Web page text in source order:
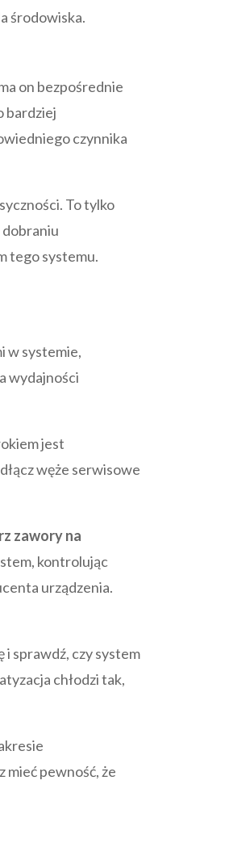
środowiska.
on bezpośrednie
bardziej
czynnika
To tylko
dobraniu
tego systemu.
w systemie,
wydajności
jest
węże serwisowe
zawory na
kontrolując
urządzenia.
i sprawdź, czy system
chłodzi tak,
mieć pewność, że